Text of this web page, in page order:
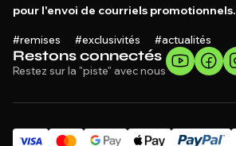
Restons connectés
Restez sur la "piste" avec nous
pour l'envoi de courriels promotionnels.
#remises #exclusivités #actualités